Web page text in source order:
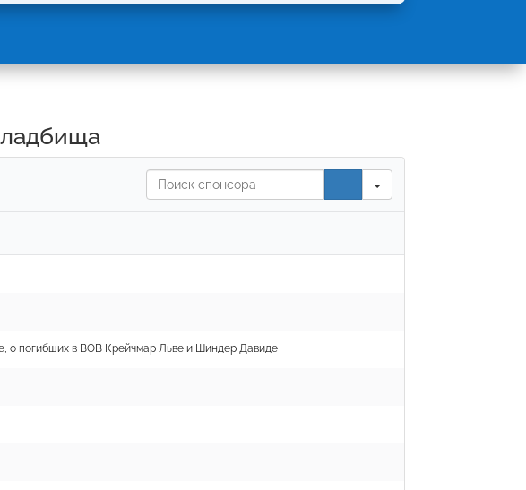
Search
о погибших в ВОВ Крейчмар Льве и Шиндер Давиде